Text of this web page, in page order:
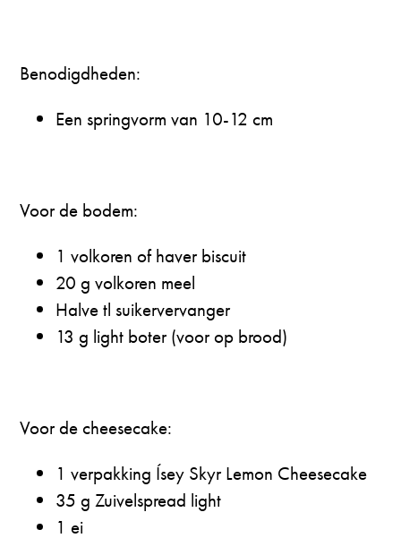
Benodigdheden:
Een springvorm van 10-12 cm
Voor de bodem:
1 volkoren of haver biscuit
20 g volkoren meel
Halve tl suikervervanger
13 g light boter (voor op brood)
Voor de cheesecake:
1 verpakking Ísey Skyr Lemon Cheesecake
35 g Zuivelspread light
1 ei